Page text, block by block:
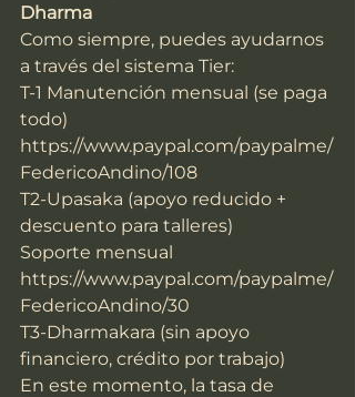
Dharma
Como siempre, puedes ayudarnos
a través del sistema Tier:
T-1 Manutención mensual (se paga
todo)
https://www.paypal.com/paypalme/
FedericoAndino/108
T2-Upasaka (apoyo reducido +
descuento para talleres)
Soporte mensual
https://www.paypal.com/paypalme/
FedericoAndino/30
T3-Dharmakara (sin apoyo
financiero, crédito por trabajo)
En este momento, la tasa de